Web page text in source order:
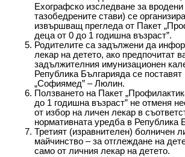
Ехографско изследване за
тазобедрените стави) се
извършващ прегледа от Пакет
деца от 0 до 1 годишна възраст”.
Родителите са задължени да
лекар на детето, ако предпочитат
задължителния имунизационен
Република Българияда се
„Софиямед” – Люлин.
Ползването на Пакет
до 1 годишна възраст” не отменя
от избор на личен лекар в
нормативната уредба в Република
Третият (изравнителен) болничен
майчинство – за отглеждане на
само от личния лекар на детето.